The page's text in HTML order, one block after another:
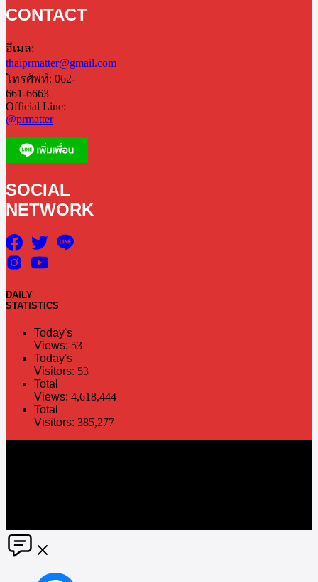
CONTACT
อีเมล:
thaiprmatter@gmail.com
โทรศัพท์: 062-
661-6663
Official Line:
@prmatter
SOCIAL
NETWORK
DAILY
STATISTICS
Today's
Views: 53
Today's
Visitors: 53
Total
Views: 4,618,444
Total
Visitors: 385,277